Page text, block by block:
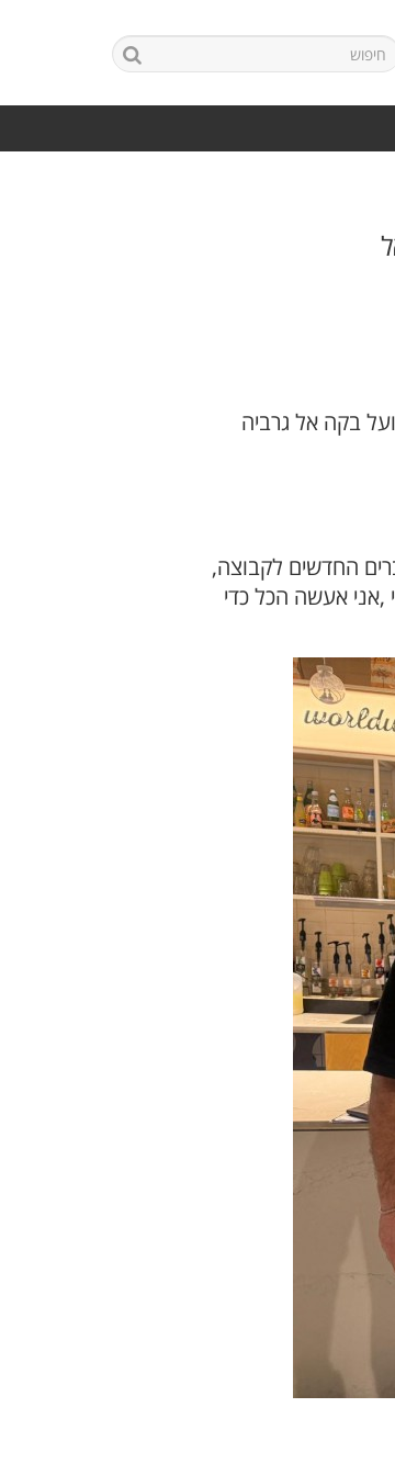
בקה אל גרביה
החדשים לקבוצה,
אעשה הכל כדי